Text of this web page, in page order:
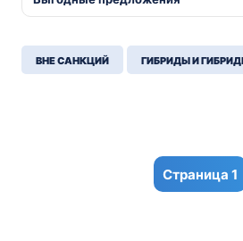
ВНЕ САНКЦИЙ ГИБРИДЫ И
1